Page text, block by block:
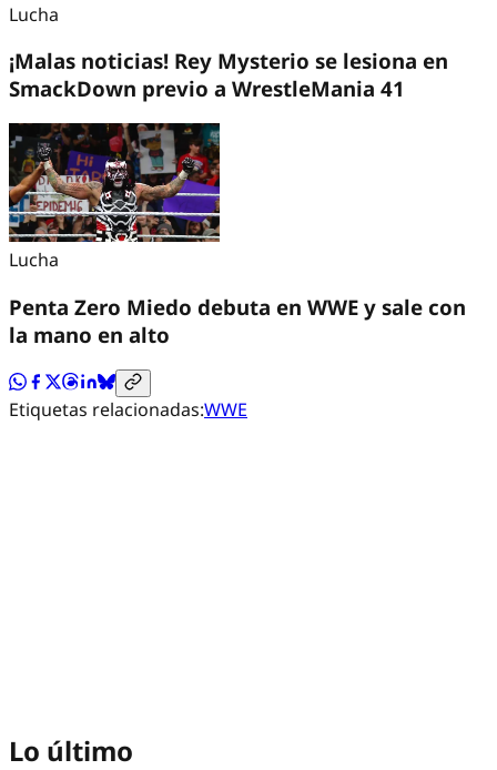
Lucha
¡Malas noticias! Rey Mysterio se lesiona en
SmackDown previo a WrestleMania 41
Lucha
Penta Zero Miedo debuta en WWE y sale con
la mano en alto
Etiquetas relacionadas:WWE
Lo último